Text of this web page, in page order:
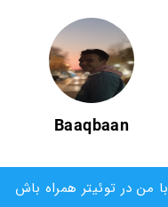
Baaqbaan
با من در توئیتر همراه باش